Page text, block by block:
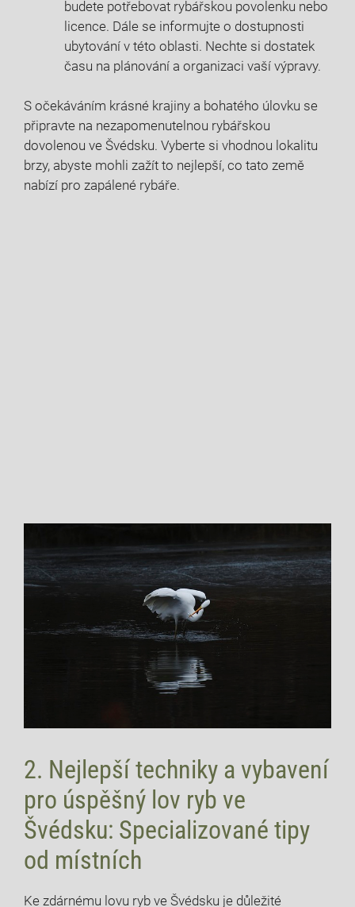
budete potřebovat rybářskou povolenku‌ nebo
licence. Dále se ‌informujte o⁣ dostupnosti
ubytování v této oblasti. Nechte si dostatek
času na⁢ plánování a organizaci‌ vaší výpravy.
S očekáváním krásné krajiny a bohatého úlovku se
připravte ⁤na⁤ nezapomenutelnou rybářskou
dovolenou‍ ve Švédsku. Vyberte si vhodnou lokalitu
brzy, abyste mohli ‌zažít to nejlepší, co tato země
nabízí pro zapálené rybáře.
2. Nejlepší ‌techniky a vybavení⁣
pro úspěšný lov ryb‍ ve
⁢Švédsku: Specializované tipy
od místních
Ke zdárnému lovu ryb ve Švédsku je důležité